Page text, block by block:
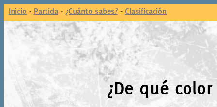
Inicio - Partida - ¿Cuánto sabes? - Clasificación
¿De qué